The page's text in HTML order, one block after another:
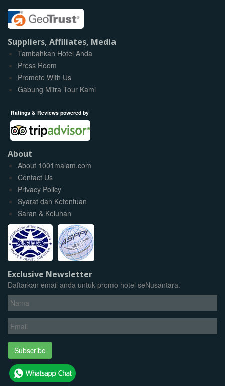
Suppliers, Affiliates, Media
Tambahkan Hotel Anda
Press Room
Promote With Us
Gabung Mitra Tour Kami
Ratings & Reviews powered by
About
About 1001malam.com
Contact Us
Privacy Policy
Syarat dan Ketentuan
Saran & Keluhan
Exclusive Newsletter
Daftarkan email anda untuk promo hotel seNusantara.